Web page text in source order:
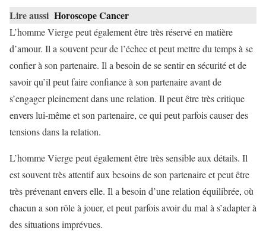
Lire aussi Horoscope Cancer
L’homme Vierge peut également être très réservé en matière
d’amour. Il a souvent peur de l’échec et peut mettre du temps à se
confier à son partenaire. Il a besoin de se sentir en sécurité et de
savoir qu’il peut faire confiance à son partenaire avant de
s’engager pleinement dans une relation. Il peut être très critique
envers lui-même et son partenaire, ce qui peut parfois causer des
tensions dans la relation.
L’homme Vierge peut également être très sensible aux détails. Il
est souvent très attentif aux besoins de son partenaire et peut être
très prévenant envers elle. Il a besoin d’une relation équilibrée, où
chacun a son rôle à jouer, et peut parfois avoir du mal à s’adapter à
des situations imprévues.